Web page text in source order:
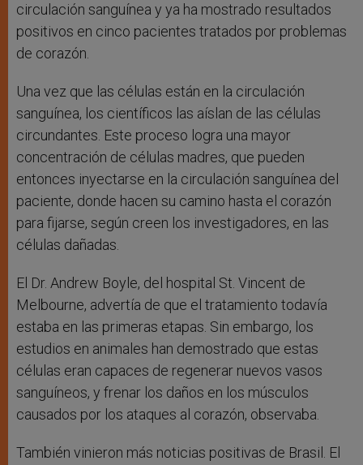
circulación sanguínea y ya ha mostrado resultados
positivos en cinco pacientes tratados por problemas
de corazón.
Una vez que las células están en la circulación
sanguínea, los científicos las aíslan de las células
circundantes. Este proceso logra una mayor
concentración de células madres, que pueden
entonces inyectarse en la circulación sanguínea del
paciente, donde hacen su camino hasta el corazón
para fijarse, según creen los investigadores, en las
células dañadas.
El Dr. Andrew Boyle, del hospital St. Vincent de
Melbourne, advertía de que el tratamiento todavía
estaba en las primeras etapas. Sin embargo, los
estudios en animales han demostrado que estas
células eran capaces de regenerar nuevos vasos
sanguíneos, y frenar los daños en los músculos
causados por los ataques al corazón, observaba.
También vinieron más noticias positivas de Brasil. El